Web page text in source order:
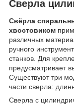
Сверла
Свёрла
хвостовиком
различных
ручного
станков. Для
предусматривает
Существуют три
части сверла:
Сверла с